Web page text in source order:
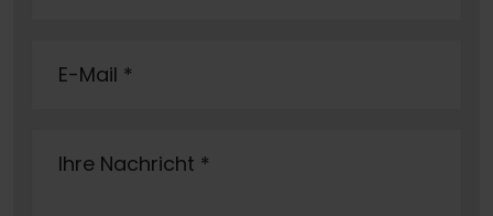
E-Mail *
Ihre Nachricht *